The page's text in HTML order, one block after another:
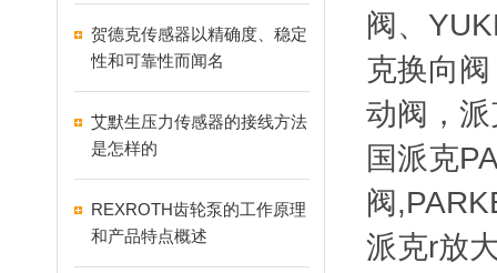
贺德克传感器以精确度、稳定
性和可靠性而闻名
艾默生压力传感器的接线方法
是怎样的
REXROTH齿轮泵的工作原理
和产品特点概述
阀、
克换向
动阀，
国派克
阀
派克r放